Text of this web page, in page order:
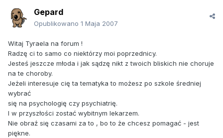
Gepard
Opublikowano 1 Maja 2007
Witaj Tyraela na forum !
Radzę ci to samo co niektórzy moi poprzednicy.
Jesteś jeszcze młoda i jak sądzę nikt z twoich bliskich nie choruje
na te choroby.
Jeżeli interesuje cię ta tematyka to możesz po szkole średniej
wybrać
się na psychologię czy psychiatrię.
I w przyszłości zostać wybitnym lekarzem.
Nie obraź się czasami za to , bo to że chcesz pomagać - jest
piękne.